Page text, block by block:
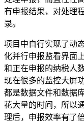
有申报结果，对处理
录。
项目中自行实现了动
化并行申报监看界面
和正在申报的纳税人
现在很多的监控大屏
都是数据文件和数据
花大量的时间，所以
理后，申报效率有了